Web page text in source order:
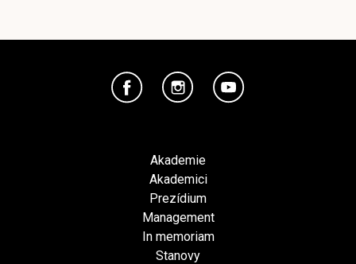
Akademie
Akademici
Prezídium
Management
In memoriam
Stanovy